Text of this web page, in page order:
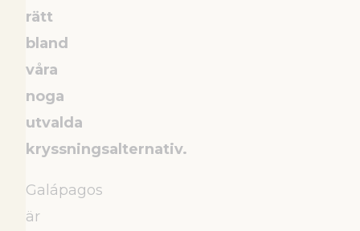
rätt
bland
våra
noga
utvalda
kryssningsalternativ.
Galápagos
är